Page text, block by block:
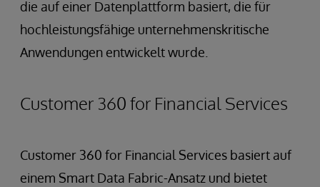
die auf einer Datenplattform basiert, die für
hochleistungsfähige unternehmenskritische
Anwendungen entwickelt wurde.
Customer 360 for Financial Services
Customer 360 for Financial Services basiert auf
einem Smart Data Fabric-Ansatz und bietet